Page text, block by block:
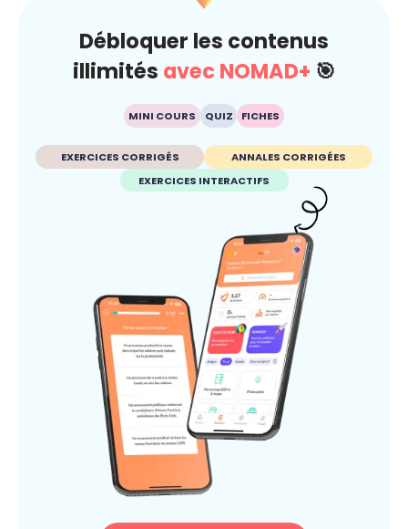
Débloquer les contenus
illimités avec NOMAD+ 🎯
MINI COURS QUIZ FICHES
EXERCICES CORRIGÉS
ANNALES CORRIGÉES
EXERCICES INTERACTIFS